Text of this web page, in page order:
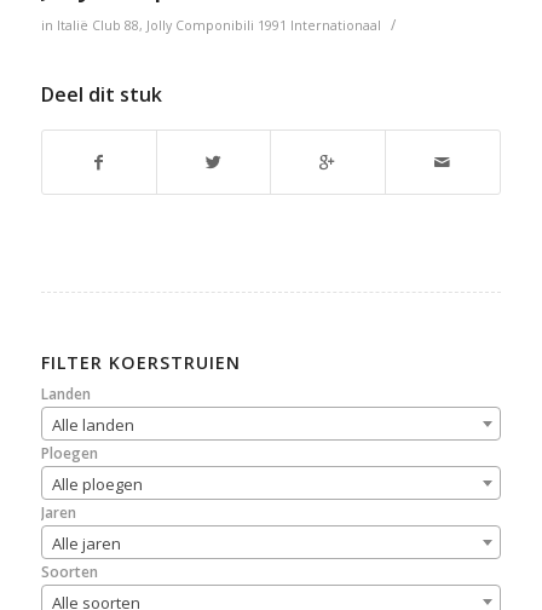
in Italië Club 88, Jolly Componibili 1991 Internationaal /
Deel dit stuk
FILTER KOERSTRUIEN
Landen
Alle landen
Ploegen
Alle ploegen
Jaren
Alle jaren
Soorten
Alle soorten